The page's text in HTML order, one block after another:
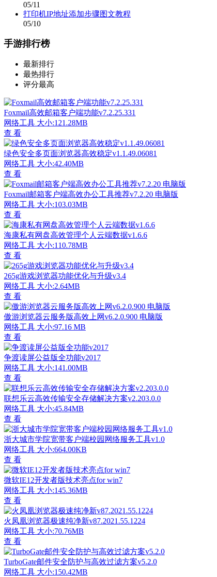
05/11
打印机IP地址添加步骤图文教程
05/10
手游排行榜
最新排行
最热排行
评分最高
Foxmail高效邮箱客户端功能v7.2.25.331
网络工具 大小:121.28MB
查 看
绿色安全多页面浏览器高效稳定v1.1.49.06081
网络工具 大小:42.40MB
查 看
Foxmail邮箱客户端高效办公工具推荐v7.2.20 电脑版
网络工具 大小:103.03MB
查 看
海康私有网盘高效管理个人云端数据v1.6.6
网络工具 大小:110.78MB
查 看
265g游戏浏览器功能优化与升级v3.4
网络工具 大小:2.64MB
查 看
傲游浏览器云服务版高效上网v6.2.0.900 电脑版
网络工具 大小:97.16 MB
查 看
争渡读屏公益版全功能v2017
网络工具 大小:141.00MB
查 看
联想乐云高效传输安全存储解决方案v2.203.0.0
网络工具 大小:45.84MB
查 看
浙大城市学院宽带客户端校园网络服务工具v1.0
网络工具 大小:664.00KB
查 看
微软IE12开发者版技术亮点for win7
网络工具 大小:145.36MB
查 看
火凤凰浏览器极速纯净新v87.2021.55.1224
网络工具 大小:70.76MB
查 看
TurboGate邮件安全防护与高效过滤方案v5.2.0
网络工具 大小:150.42MB